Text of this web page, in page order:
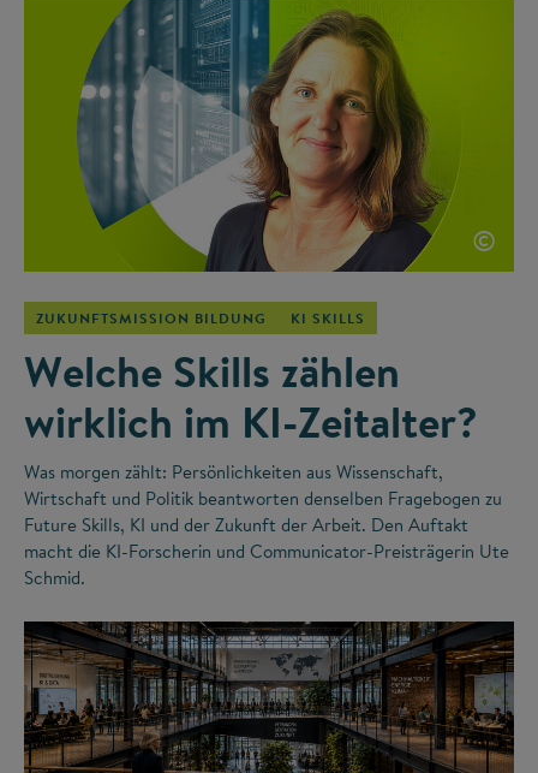
©
ZUKUNFTSMISSION BILDUNG KI SKILLS
Welche Skills zählen
wirklich im KI-Zeitalter?
Was morgen zählt: Persönlichkeiten aus Wissenschaft,
Wirtschaft und Politik beantworten denselben Fragebogen zu
Future Skills, KI und der Zukunft der Arbeit. Den Auftakt
macht die KI-Forscherin und Communicator-Preisträgerin Ute
Schmid.